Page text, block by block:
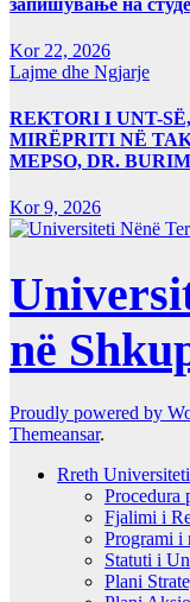
Kor 22, 2026
Lajme dhe Ngjarje
REKTORI I UNT-
MIRËPRITI NË
MEPSO, DR.
Kor 9, 2026
në
Proudly powered by
Themeansar.
Rreth
Procedura
Fjalimi i
Programi i
Statuti i
Plani